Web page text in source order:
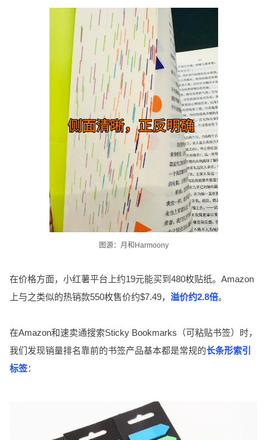
图源：月和Harmoony
在价格方面，小红薯平台上约19元能买到480枚贴纸。Amazon
上与之类似的热销款550枚售价约$7.49， 溢价约2.8倍。
在Amazon和速卖通搜索Sticky Bookmarks（可粘贴书签）时，
我们发现销量排名靠前的书签产品基本都是常规的长条形索引
标签：